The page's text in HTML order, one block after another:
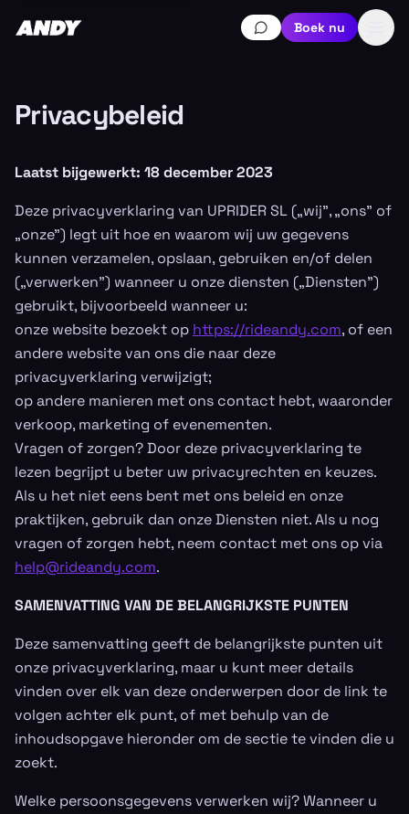
Boek nu
Privacybeleid
Laatst bijgewerkt: 18 december 2023
Deze privacyverklaring van UPRIDER SL („wij”, „ons” of
„onze”) legt uit hoe en waarom wij uw gegevens
kunnen verzamelen, opslaan, gebruiken en/of delen
(„verwerken”) wanneer u onze diensten („Diensten”)
gebruikt, bijvoorbeeld wanneer u:
onze website bezoekt op https://rideandy.com, of een
andere website van ons die naar deze
privacyverklaring verwijzigt;
op andere manieren met ons contact hebt, waaronder
verkoop, marketing of evenementen.
Vragen of zorgen? Door deze privacyverklaring te
lezen begrijpt u beter uw privacyrechten en keuzes.
Als u het niet eens bent met ons beleid en onze
praktijken, gebruik dan onze Diensten niet. Als u nog
vragen of zorgen hebt, neem contact met ons op via
help@rideandy.com.
SAMENVATTING VAN DE BELANGRIJKSTE PUNTEN
Deze samenvatting geeft de belangrijkste punten uit
onze privacyverklaring, maar u kunt meer details
vinden over elk van deze onderwerpen door de link te
volgen achter elk punt, of met behulp van de
inhoudsopgave hieronder om de sectie te vinden die u
zoekt.
Welke persoonsgegevens verwerken wij? Wanneer u